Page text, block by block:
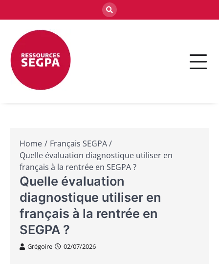
to
Ressources SEGPA :
Home
Français SEGPA
Quelle évaluation diagnostique utiliser en
français à la rentrée en SEGPA ?
Quelle évaluation
diagnostique utiliser en
français à la rentrée en
SEGPA ?
Grégoire 02/07/2026